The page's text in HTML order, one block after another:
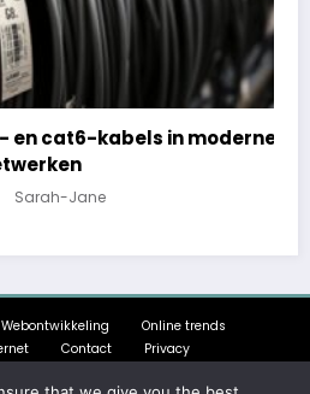
cat6-kabels in moderne
Jane
Webontwikkeling
Online trends
Contact
Privacy